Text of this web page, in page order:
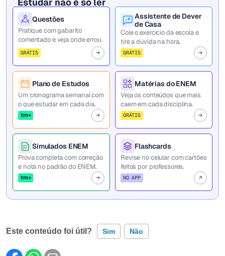
Questões
Pratique com gabarito
comentado e veja onde errou.
GRÁTIS
Assistente de Dever
de Casa
Cole o exercício da escola e
tire a dúvida na hora.
GRÁTIS
Plano de Estudos
Um cronograma semanal com
o que estudar em cada dia.
tm+
Matérias do ENEM
Veja os conteúdos que mais
caem em cada disciplina.
GRÁTIS
Simulados ENEM
Prova completa com correção
e nota no padrão do ENEM.
tm+
Flashcards
Revise no celular com cartões
feitos por professores.
NO APP
Este conteúdo foi útil? Sim Não